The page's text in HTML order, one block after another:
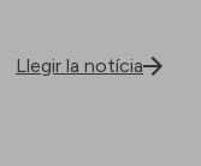
Llegir la notícia